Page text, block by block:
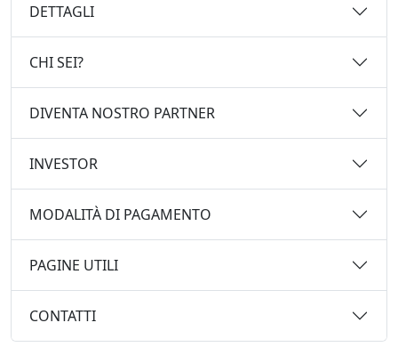
DETTAGLI
CHI SEI?
DIVENTA NOSTRO PARTNER
INVESTOR
MODALITÀ DI PAGAMENTO
PAGINE UTILI
CONTATTI